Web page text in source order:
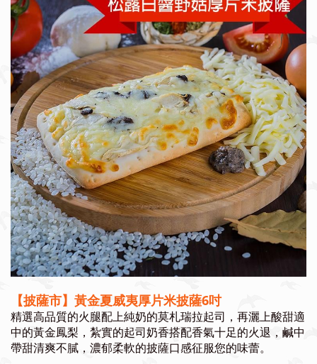
【披薩市】黃金夏威夷厚片米披薩6吋
精選高品質的火腿配上純奶的莫札瑞拉起司，再灑上酸甜適
中的黃金鳳梨，紮實的起司奶香搭配香氣十足的火退，鹹中
帶甜清爽不膩，濃郁柔軟的披薩口感征服您的味蕾。